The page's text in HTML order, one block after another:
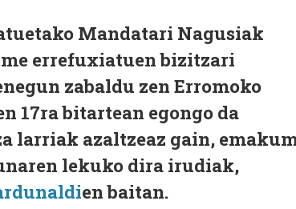
Mandatari Nagusiak
errefuxiatuen bizitzari
zabaldu zen Erromoko
17ra bitartean egongo da
larriak azaltzeaz gain,
lekuko dira irudiak,
en baitan.